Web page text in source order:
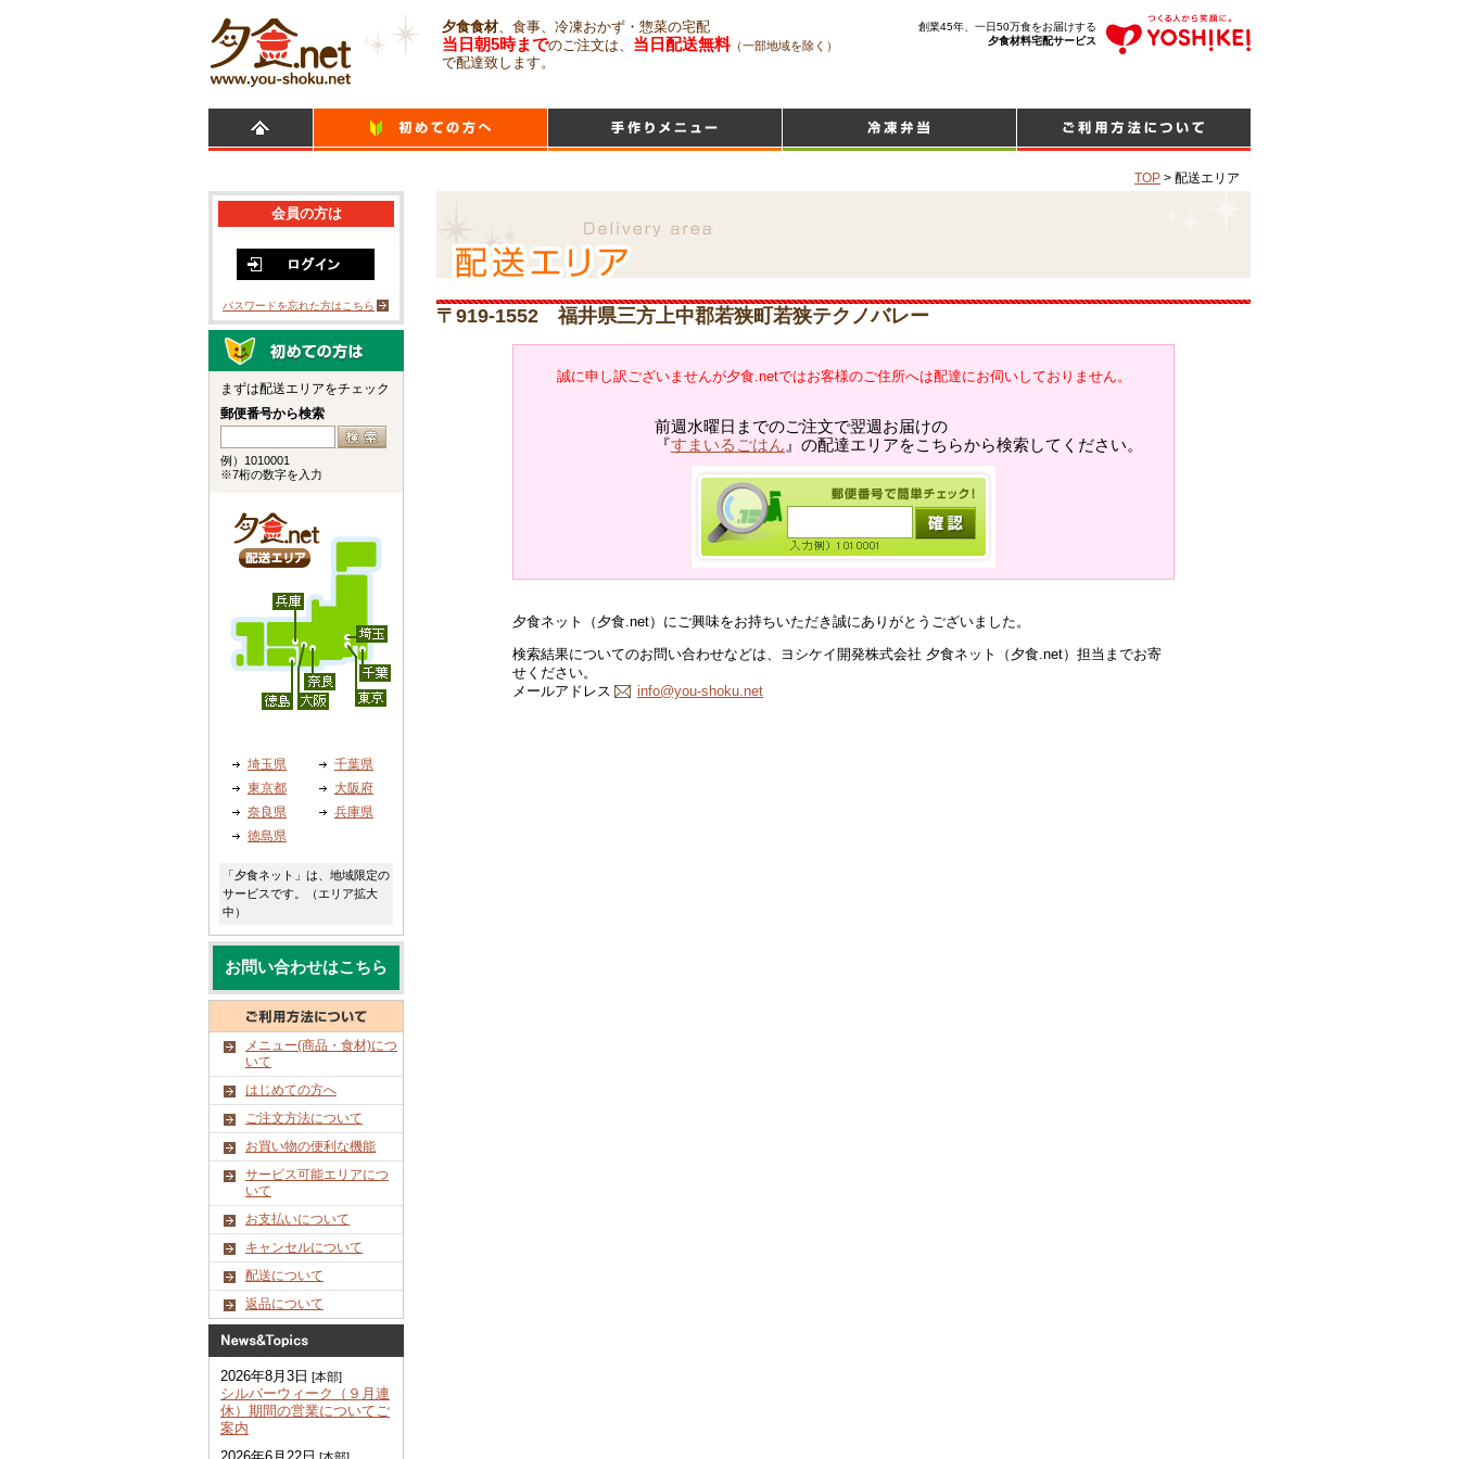
夕食食材、食事、冷凍おかず・惣菜の宅配
当日朝5時までのご注文は、 当日配送無料（一部地域を除く）
で配達致します。
創業45年、一日50万食をお届けする
夕食材料宅配サービス
TOP > 配送エリア
〒919-1552 福井県三方上中郡若狭町若狭テクノバレー
誠に申し訳ございませんが夕食.netではお客様のご住所へは配達にお伺いしておりません。
前週水曜日までのご注文で翌週お届けの
『すまいるごはん 』の配達エリアをこちらから検索してください。
夕食ネット（夕食.net）にご興味をお持ちいただき誠にありがとうございました。
検索結果についてのお問い合わせなどは、ヨシケイ開発株式会社 夕食ネット（夕食.net）担当までお寄
せください。
メールアドレス
info@you-shoku.net
会員の方は
パスワードを忘れた方はこちら
まずは配送エリアをチェック
郵便番号から検索
例）1010001
※7桁の数字を入力
埼玉県
千葉県
東京都
大阪府
奈良県
兵庫県
徳島県
「夕食ネット」は、地域限定の
サービスです。（エリア拡大
中）
お問い合わせはこちら
メニュー(商品・食材)につ
いて
はじめての方へ
ご注文方法について
お買い物の便利な機能
サービス可能エリアにつ
いて
お支払いについて
キャンセルについて
配送について
返品について
2026年8月3日 [本部]
シルバーウィーク（９月連
休）期間の営業についてご
案内